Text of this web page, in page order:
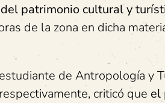
patrimonio cultural y
de la zona en dicha
de Antropología y
criticó que el